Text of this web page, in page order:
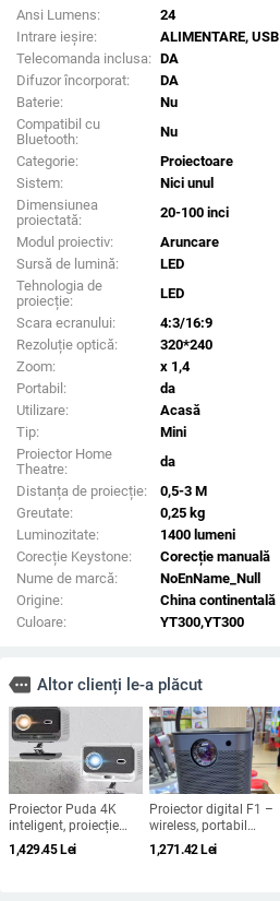
Ansi Lumens:
24
Intrare ieșire:
ALIMENTARE, USB
Telecomanda inclusa: DA
Difuzor încorporat:
DA
Baterie:
Nu
Compatibil cu
Bluetooth:
Nu
Categorie:
Proiectoare
Sistem:
Nici unul
Dimensiunea
proiectată:
20-100 inci
Modul proiectiv:
Aruncare
Sursă de lumină:
LED
Tehnologia de
proiecție:
LED
Scara ecranului:
4:3/16:9
Rezoluție optică:
320*240
Zoom:
x 1,4
Portabil:
da
Utilizare:
Acasă
Tip:
Mini
Proiector Home
Theatre:
da
Distanța de proiecție:
0,5-3 M
Greutate:
0,25 kg
Luminozitate:
1400 lumeni
Corecție Keystone:
Corecție manuală
Nume de marcă:
NoEnName_Null
Origine:
China continentală
Culoare:
YT300,YT300
more Altor clienți le-a plăcut
Proiector Puda 4K
inteligent, proiecție
directă, model 2025,
55W, Guangdong
1,429.45Lei
Proiector digital F1 –
wireless, portabil
pentru cinema acasă,
rezoluție 720P, modul
1,271.42Lei